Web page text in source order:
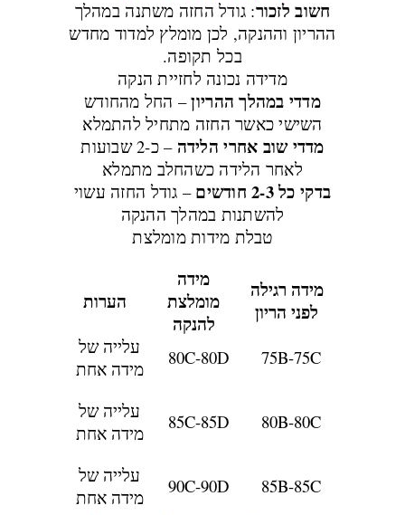
חשוב לזכור: גודל החזה משתנה במהלך
ההריון וההנקה, לכן מומלץ למדוד מחדש
בכל תקופה.
מדידה נכונה לחזיית הנקה
מדדי במהלך ההריון– החל מהחודש
השישי כאשר החזה מתחיל להתמלא
מדדי שוב אחרי הלידה
– כ-2 שבועות
לאחר הלידה כשהחלב מתמלא
בדקי כל 2-3 חודשים
– גודל החזה עשוי
להשתנות במהלך ההנקה
טבלת מידות מומלצת
מידה רגילה
לפני הריון
מידה
מומלצת
להנקה
הערות
75B-75C
80C-80D
עלייה של
מידה אחת
80B-80C
85C-85D
עלייה של
מידה אחת
85B-85C
90C-90D
עלייה של
מידה אחת